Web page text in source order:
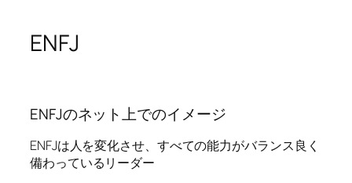
ENFJ
ENFJのネット上でのイメージ
ENFJは人を変化させ、すべての能力がバランス良く
備わっているリーダー